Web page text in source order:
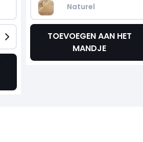
Naturel
TOEVOEGEN AAN HET
MANDJE